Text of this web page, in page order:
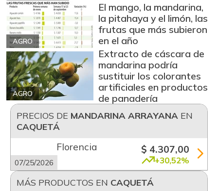
AGRO
El mango, la mandarina,
la pitahaya y el limón, las
frutas que más subieron
en el año
AGRO
Extracto de cáscara de
mandarina podría
sustituir los colorantes
artificiales en productos
de panadería
PRECIOS DE MANDARINA ARRAYANAEN
CAQUETÁ
Florencia
07/25/2026
$ 4.307,00
+30,52%
MÁS PRODUCTOS EN CAQUETÁ